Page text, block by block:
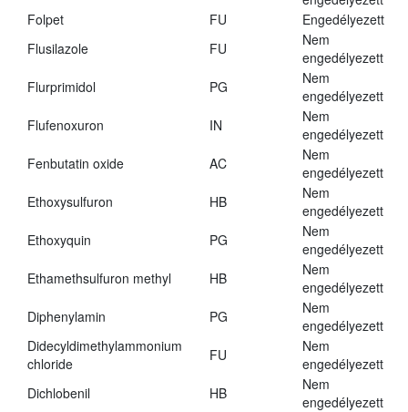
Folpet
FU
Engedélyezett
Flusilazole
FU
Nem
engedélyezett
Flurprimidol
PG
Nem
engedélyezett
Flufenoxuron
IN
Nem
engedélyezett
Fenbutatin oxide
AC
Nem
engedélyezett
Ethoxysulfuron
HB
Nem
engedélyezett
Ethoxyquin
PG
Nem
engedélyezett
Ethamethsulfuron methyl
HB
Nem
engedélyezett
Diphenylamin
PG
Nem
engedélyezett
Didecyldimethylammonium
chloride
FU
Nem
engedélyezett
Dichlobenil
HB
Nem
engedélyezett